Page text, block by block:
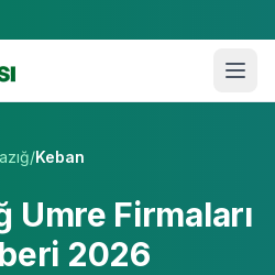
/Keban
Umre Firmaları
2026